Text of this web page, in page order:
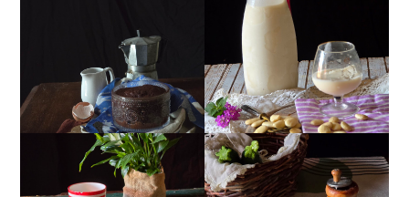
MUG CAKE AL
CIOCCOLATO
MANDORLITO